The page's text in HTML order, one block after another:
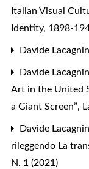
Italian Visual
Identity, 1898-
Davide
Davide
Art in the United
a Giant Screen”,
Davide
rileggendo La
N. 1 (2021)